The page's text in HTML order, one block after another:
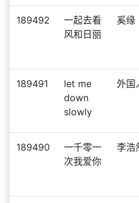
189492
一起去看
风和日丽
奚缘
189491
let me
down
slowly
外国
189490
一千零一
次我爱你
李浩